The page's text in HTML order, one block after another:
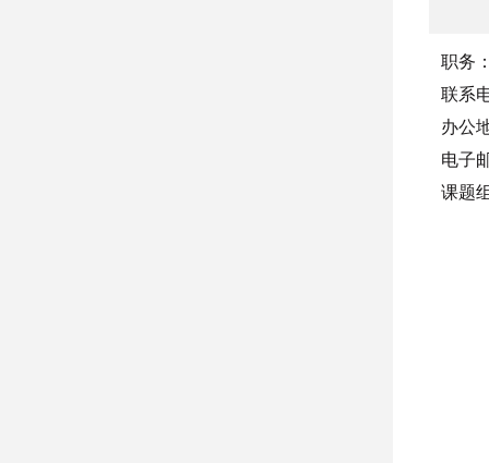
职务
联系
办公
电子
课题